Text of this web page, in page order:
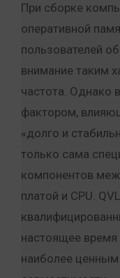
При сборке
оперативной
пользователей
внимание таким
частота. Однако
фактором,
«долго и
только сама
компонентов
платой и CPU.
настоящее
наиболее